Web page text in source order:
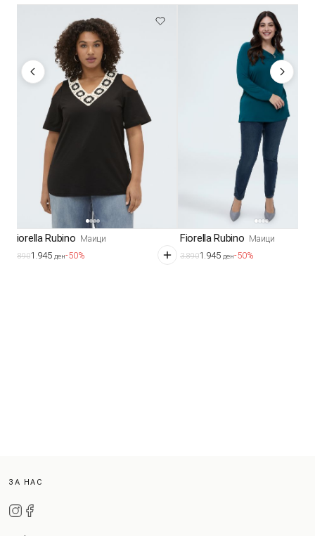
Fiorella Rubino Маици
3.8901.945 ден-50%
Fiorella Rubino Маици
3.8901.945 ден-50%
ЗА НАС